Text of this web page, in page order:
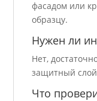
фасадом или
образцу.
Нужен ли
Нет,
защитный
Что